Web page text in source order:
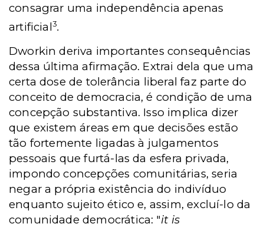
consagrar uma independência apenas
artificial3.
Dworkin deriva importantes consequências
dessa última afirmação. Extrai dela que uma
certa dose de tolerância liberal faz parte do
conceito de democracia, é condição de uma
concepção substantiva. Isso implica dizer
que existem áreas em que decisões estão
tão fortemente ligadas à julgamentos
pessoais que furtá-las da esfera privada,
impondo concepções comunitárias, seria
negar a própria existência do indivíduo
enquanto sujeito ético e, assim, excluí-lo da
comunidade democrática: "it is